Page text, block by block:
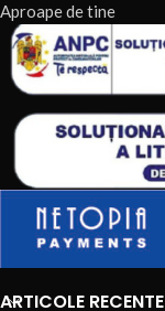
Aproape de tine
ARTICOLE RECENTE